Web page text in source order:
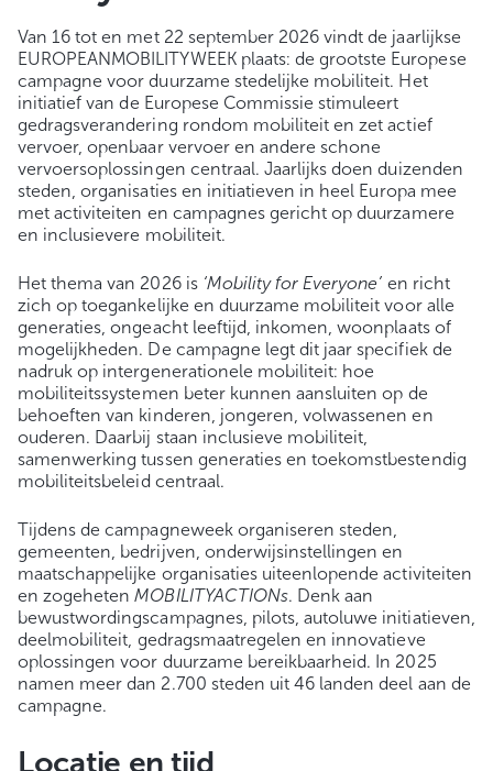
Van 16 tot en met 22 september 2026 vindt de jaarlijkse
EUROPEANMOBILITYWEEK plaats: de grootste Europese
campagne voor duurzame stedelijke mobiliteit. Het
initiatief van de Europese Commissie stimuleert
gedragsverandering rondom mobiliteit en zet actief
vervoer, openbaar vervoer en andere schone
vervoersoplossingen centraal. Jaarlijks doen duizenden
steden, organisaties en initiatieven in heel Europa mee
met activiteiten en campagnes gericht op duurzamere
en inclusievere mobiliteit.
Het thema van 2026 is ‘Mobility for Everyone’ en richt
zich op toegankelijke en duurzame mobiliteit voor alle
generaties, ongeacht leeftijd, inkomen, woonplaats of
mogelijkheden. De campagne legt dit jaar specifiek de
nadruk op intergenerationele mobiliteit: hoe
mobiliteitssystemen beter kunnen aansluiten op de
behoeften van kinderen, jongeren, volwassenen en
ouderen. Daarbij staan inclusieve mobiliteit,
samenwerking tussen generaties en toekomstbestendig
mobiliteitsbeleid centraal.
Tijdens de campagneweek organiseren steden,
gemeenten, bedrijven, onderwijsinstellingen en
maatschappelijke organisaties uiteenlopende activiteiten
en zogehetenMOBILITYACTIONs. Denk aan
bewustwordingscampagnes, pilots, autoluwe initiatieven,
deelmobiliteit, gedragsmaatregelen en innovatieve
oplossingen voor duurzame bereikbaarheid. In 2025
namen meer dan 2.700 steden uit 46 landen deel aan de
campagne.
Locatie en tijd